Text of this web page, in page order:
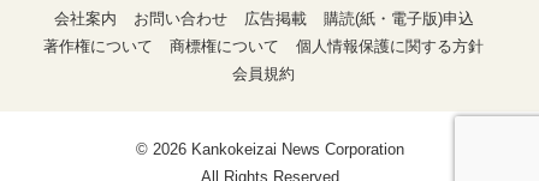
会社案内
お問い合わせ 広告掲載
購読(紙・電子版)申込
著作権について
商標権について
個人情報保護に関する方針
会員規約
© 2026 Kankokeizai News Corporation
All Rights Reserved